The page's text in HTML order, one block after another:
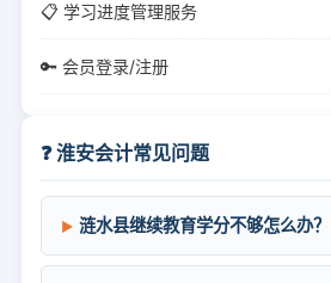
📋 学习进度管理服务
🔑 会员登录/注册
❓ 淮安会计常见问题
涟水县继续教育学分不够怎么办？